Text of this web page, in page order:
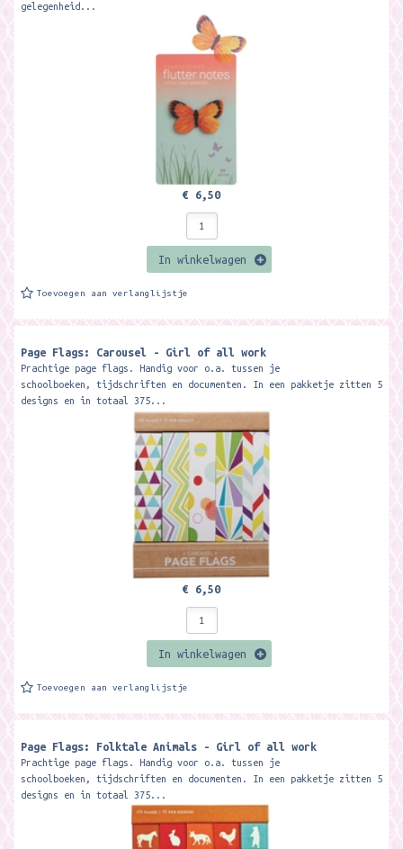
gelegenheid...
€ 6,50
In winkelwagen
Toevoegen aan verlanglijstje
Page Flags: Carousel - Girl of all work
Prachtige page flags. Handig voor o.a. tussen je
schoolboeken, tijdschriften en documenten. In een pakketje zitten 5
designs en in totaal 375...
€ 6,50
In winkelwagen
Toevoegen aan verlanglijstje
Page Flags: Folktale Animals - Girl of all work
Prachtige page flags. Handig voor o.a. tussen je
schoolboeken, tijdschriften en documenten. In een pakketje zitten 5
designs en in totaal 375...